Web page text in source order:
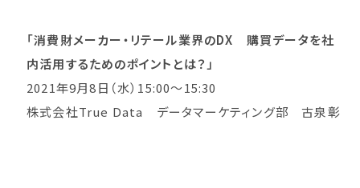
「消費財メーカー・リテール業界のDX 購買データを社
内活用するためのポイントとは？」
2021年9月8日（水）15:00～15:30
株式会社True Data データマーケティング部 古泉彰